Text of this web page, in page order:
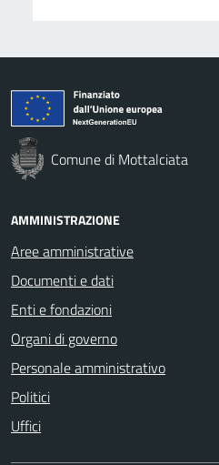
Comune di Mottalciata
AMMINISTRAZIONE
Aree amministrative
Documenti e dati
Enti e fondazioni
Organi di governo
Personale amministrativo
Politici
Uffici